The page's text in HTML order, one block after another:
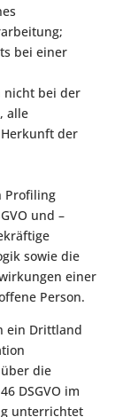
bei einer
nicht bei der
alle
der
Profiling
und –
sowie die
einer
Person.
ein Drittland
die
DSGVO im
unterrichtet